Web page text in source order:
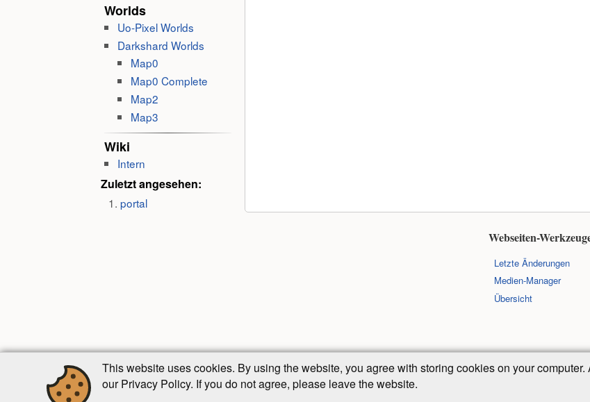
Worlds
Uo-Pixel Worlds
Darkshard Worlds
Map0
Map0 Complete
Map2
Map3
Wiki
Intern
Zuletzt angesehen:
portal
Webseiten-
Letzte Änderungen
Medien-Manager
Übersicht
Falls nicht anders bezeichnet, ist der Inhalt dieses
This website uses cookies. By using the website, you agree with storing cookies on your
our Privacy Policy. If you do not agree, please leave the website.